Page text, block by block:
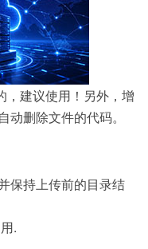
，建议使用！另外，增
删除文件的代码。
保持上传前的目录结
.